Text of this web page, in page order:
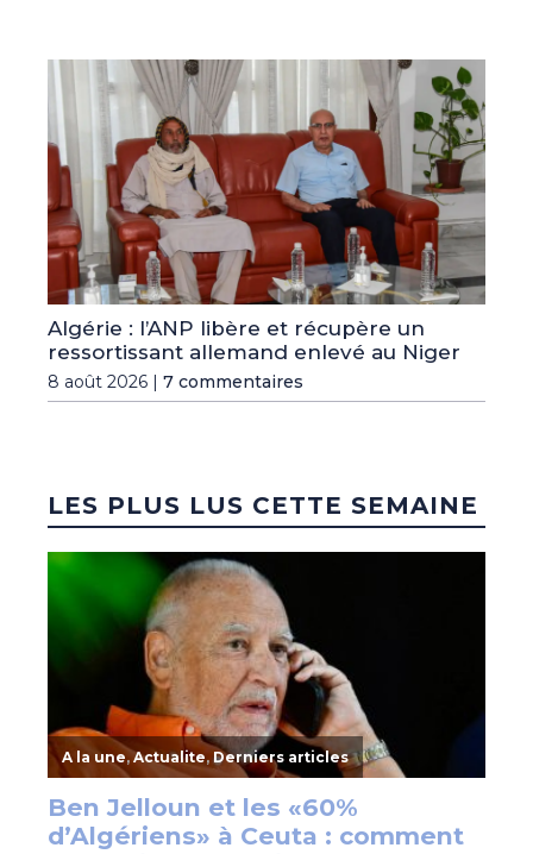
Algérie : l’ANP libère et récupère un
ressortissant allemand enlevé au Niger
8 août 2026 | 7 commentaires
LES PLUS LUS CETTE SEMAINE